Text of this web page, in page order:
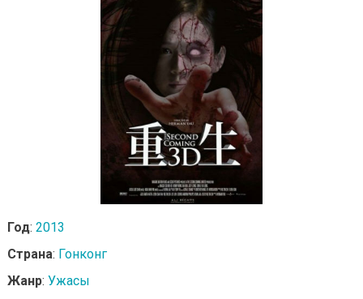
Год: 2013
Страна: Гонконг
Жанр: Ужасы